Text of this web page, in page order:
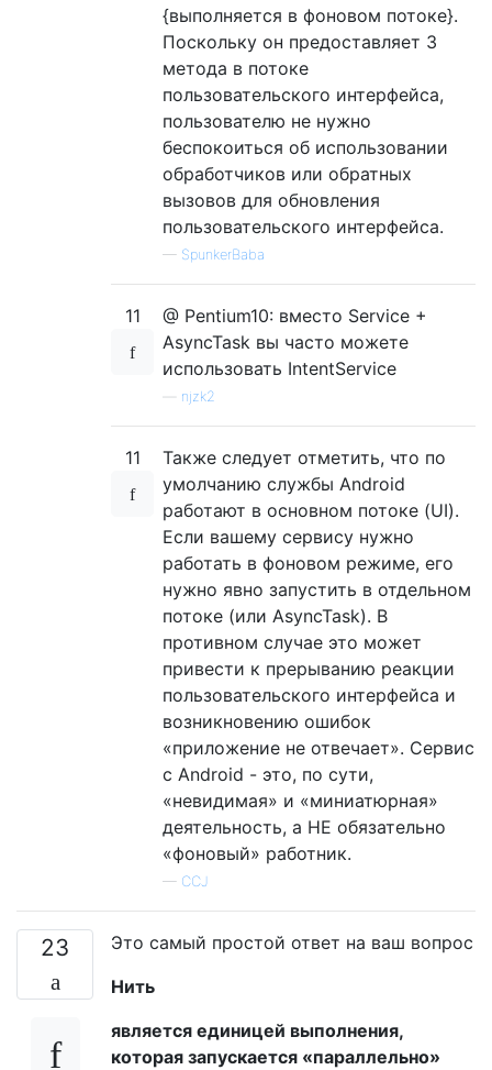
{выполняется в фоновом потоке}.
Поскольку он предоставляет 3
метода в потоке
пользовательского интерфейса,
пользователю не нужно
беспокоиться об использовании
обработчиков или обратных
вызовов для обновления
пользовательского интерфейса.
— SpunkerBaba
11
@ Pentium10: вместо Service +
AsyncTask вы часто можете
использовать IntentService
njzk2
11
Также следует отметить, что по
умолчанию службы Android
работают в основном потоке (UI).
Если вашему сервису нужно
работать в фоновом режиме, его
нужно явно запустить в отдельном
потоке (или AsyncTask). В
противном случае это может
привести к прерыванию реакции
пользовательского интерфейса и
возникновению ошибок
«приложение не отвечает». Сервис
с Android - это, по сути,
«невидимая» и «миниатюрная»
деятельность, а НЕ обязательно
«фоновый» работник.
— CCJ
23
Это самый простой ответ на ваш вопрос
Нить
является единицей выполнения,
которая запускается «параллельно»